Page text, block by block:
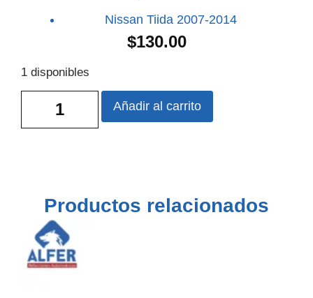
Nissan Tiida 2007-2014
$130.00
1 disponibles
Añadir al carrito
Productos relacionados